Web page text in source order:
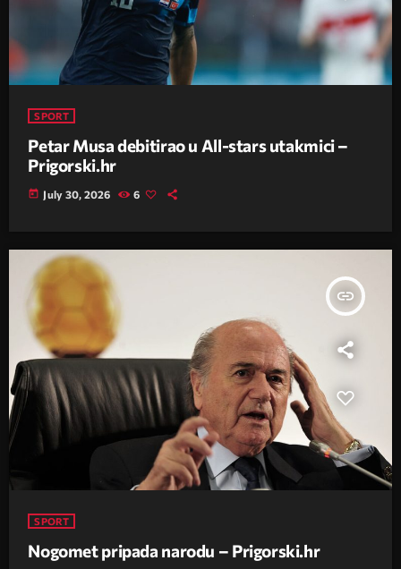
SPORT
Petar Musa debitirao u All-stars utakmici –
Prigorski.hr
today July 30, 2026 6
insert_link
SPORT
Nogomet pripada narodu – Prigorski.hr